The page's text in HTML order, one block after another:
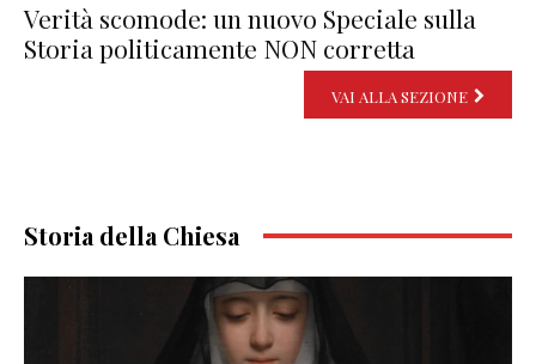
Verità scomode: un nuovo Speciale sulla
Storia politicamente NON corretta
VAI ALLA SEZIONE
Storia della Chiesa